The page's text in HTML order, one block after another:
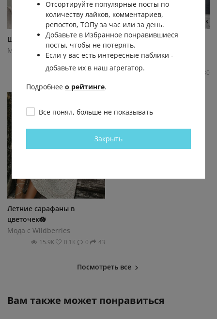
Шоколадный бум на ВБ🤎
Мода с Wildberries
0.1К
Энергия природы: хаки
подборка с ВБ 🌿⛰️
Мода с Wildberries
13.7К 30
Летние сарафаны в
цветочек🪷
Мода с Wildberries
15.9К 0.1К 0 43
Посмотреть все
Вам также может понравиться
Отсортируйте популярные посты по
количеству лайков, комментариев,
репостов, ТОПу за час или за день.
Добавьте в Избранное понравившиеся
посты, чтобы не потерять.
Если у вас есть интересные паблики -
добавьте их в наш агрегатор.
Подробнее о рейтинге.
Все понял, больше не показывать
Закрыть